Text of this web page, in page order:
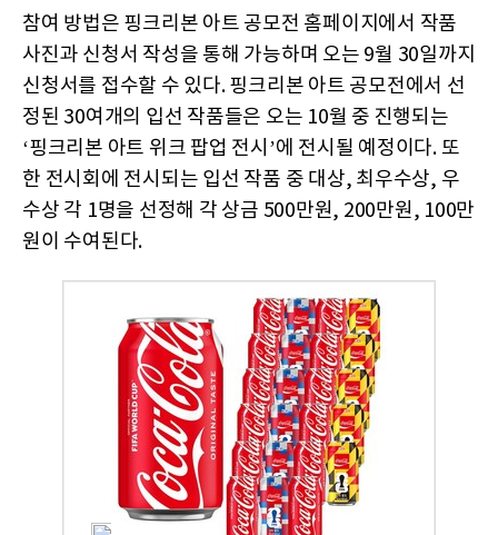
참여 방법은 핑크리본 아트 공모전 홈페이지에서 작품
사진과 신청서 작성을 통해 가능하며 오는 9월 30일까지
신청서를 접수할 수 있다. 핑크리본 아트 공모전에서 선
정된 30여개의 입선 작품들은 오는 10월 중 진행되는
‘핑크리본 아트 위크 팝업 전시’에 전시될 예정이다. 또
한 전시회에 전시되는 입선 작품 중 대상, 최우수상, 우
수상 각 1명을 선정해 각 상금 500만원, 200만원, 100만
원이 수여된다.